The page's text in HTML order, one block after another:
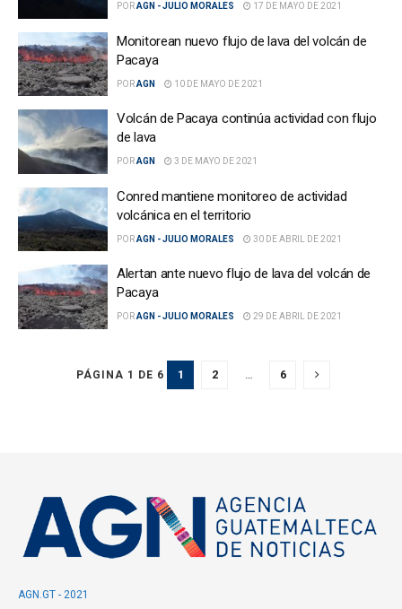
PORAGN - JULIO MORALES 17 DE MAYO DE 2021
Monitorean nuevo flujo de lava del volcán de
Pacaya
PORAGN 10 DE MAYO DE 2021
Volcán de Pacaya continúa actividad con flujo
de lava
PORAGN 3 DE MAYO DE 2021
Conred mantiene monitoreo de actividad
volcánica en el territorio
PORAGN - JULIO MORALES 30 DE ABRIL DE 2021
Alertan ante nuevo flujo de lava del volcán de
Pacaya
PORAGN - JULIO MORALES 29 DE ABRIL DE 2021
PÁGINA 1 DE 6 1 2 6
AGN.GT - 2021